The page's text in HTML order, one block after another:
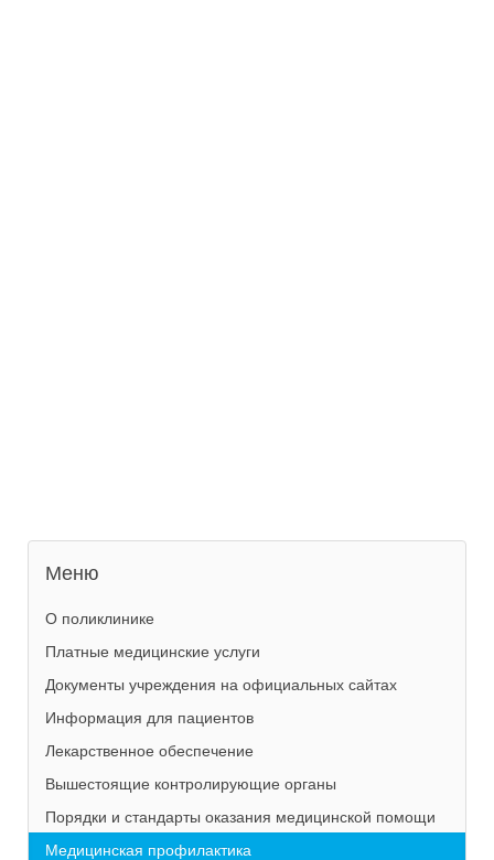
Меню
О поликлинике
Платные медицинские услуги
Документы учреждения на официальных сайтах
Информация для пациентов
Лекарственное обеспечение
Вышестоящие контролирующие органы
Порядки и стандарты оказания медицинской помощи
Медицинская профилактика